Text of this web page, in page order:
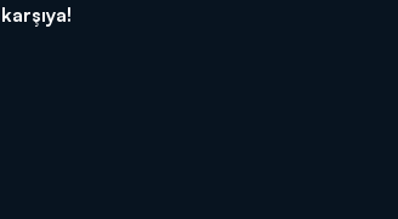
karşıya!